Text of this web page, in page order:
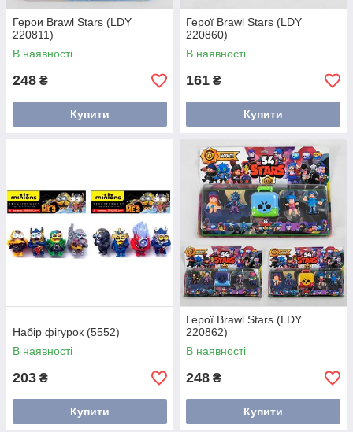
Герои Brawl Stars (LDY
220811)
В наявності
248 ₴
Купити
Герої Brawl Stars (LDY
220860)
В наявності
161 ₴
Купити
Набір фігурок (5552)
В наявності
203 ₴
Купити
Герої Brawl Stars (LDY
220862)
В наявності
248 ₴
Купити